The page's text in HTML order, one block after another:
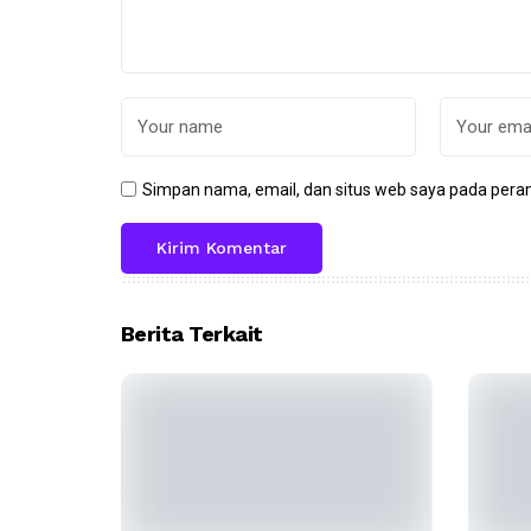
Simpan nama, email, dan situs web saya pada
Berita Terkait